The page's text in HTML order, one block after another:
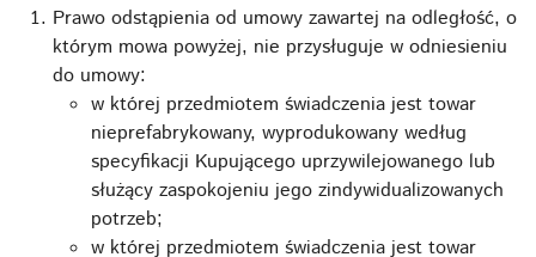
Prawo odstąpienia od umowy zawartej na odległość, o
którym mowa powyżej, nie przysługuje w odniesieniu
do umowy:
w której przedmiotem świadczenia jest towar
nieprefabrykowany, wyprodukowany według
specyfikacji Kupującego uprzywilejowanego lub
służący zaspokojeniu jego zindywidualizowanych
potrzeb;
w której przedmiotem świadczenia jest towar